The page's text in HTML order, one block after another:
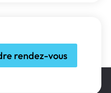
rendez-vous